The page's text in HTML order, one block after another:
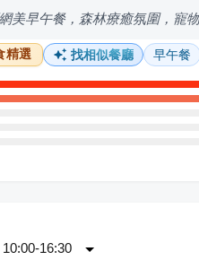
美早午餐，森林療癒氛圍，寵
精選 找相似餐廳 早午餐
論
論
論
論
論
16:30